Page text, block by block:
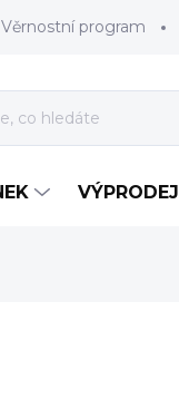
Věrnostní program
VÝPRODEJ